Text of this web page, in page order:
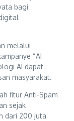
bagi
melalui
“AI
AI dapat
masyarakat.
fitur Anti-Spam
sejak
dari 200 juta